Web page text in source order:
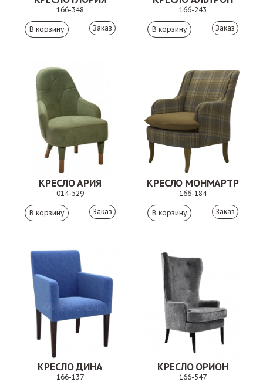
166-348
Заказ
166-243
Заказ
КРЕСЛО АРИЯ
014-529
Заказ
КРЕСЛО МОНМАРТР
166-184
Заказ
КРЕСЛО ДИНА
166-137
КРЕСЛО ОРИОН
166-547